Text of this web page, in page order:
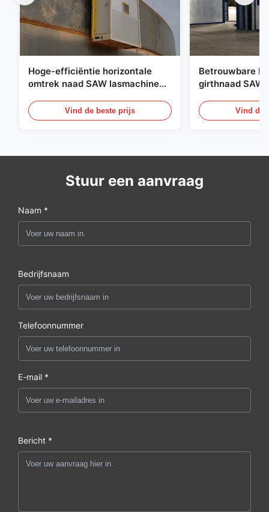
Hoge-efficiëntie horizontale
omtrek naad SAW lasmachine
Vind de beste prijs
Betrouwbare
girthnaad SAW
Vind de
Stuur een aanvraag
Naam *
Bedrijfsnaam
Telefoonnummer
E-mail *
Bericht *